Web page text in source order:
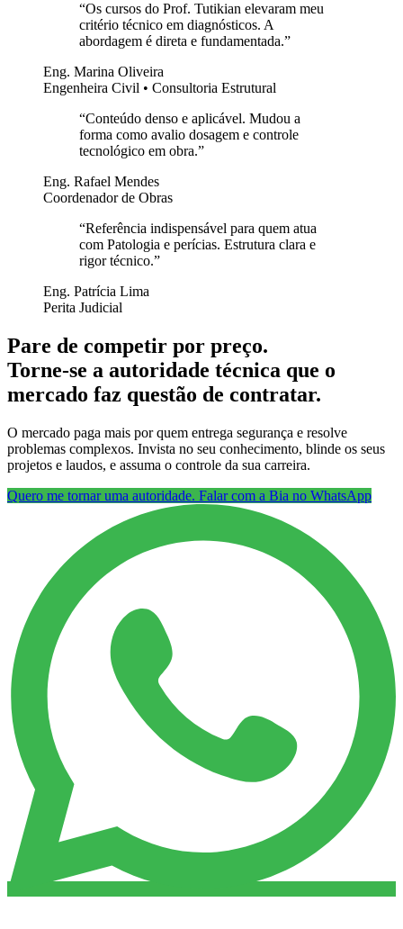
“Os cursos do Prof. Tutikian elevaram meu
critério técnico em diagnósticos. A
abordagem é direta e fundamentada.”
Eng. Marina Oliveira
Engenheira Civil • Consultoria Estrutural
“Conteúdo denso e aplicável. Mudou a
forma como avalio dosagem e controle
tecnológico em obra.”
Eng. Rafael Mendes
Coordenador de Obras
“Referência indispensável para quem atua
com Patologia e perícias. Estrutura clara e
rigor técnico.”
Eng. Patrícia Lima
Perita Judicial
Pare de competir por preço.
Torne-se a autoridade técnica que o
mercado faz questão de contratar.
O mercado paga mais por quem entrega segurança e resolve
problemas complexos. Invista no seu conhecimento, blinde os seus
projetos e laudos, e assuma o controle da sua carreira.
Quero me tornar uma autoridade. Falar com a Bia no WhatsApp